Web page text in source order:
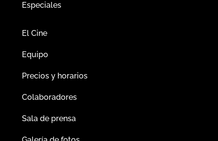
Especiales
El Cine
Equipo
Precios y horarios
Colaboradores
Sala de prensa